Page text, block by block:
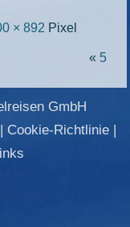
× 892 Pixel
« 5
GmbH
| Cookie-Richtlinie|